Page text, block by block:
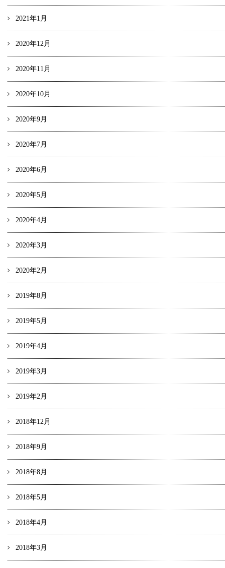
2021年1月
2020年12月
2020年11月
2020年10月
2020年9月
2020年7月
2020年6月
2020年5月
2020年4月
2020年3月
2020年2月
2019年8月
2019年5月
2019年4月
2019年3月
2019年2月
2018年12月
2018年9月
2018年8月
2018年5月
2018年4月
2018年3月